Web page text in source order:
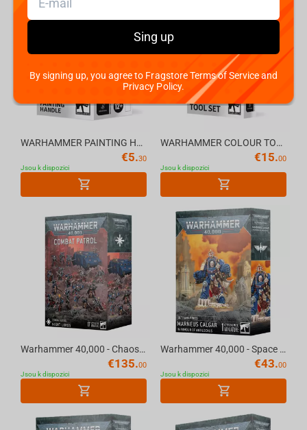
WARHAMMER PAINTING HANDLE (MK3) 1unit
€5.30
Jsou k dispozici
WARHAMMER COLOUR TOOL SET
€15.00
Jsou k dispozici
Warhammer 40,000 - Chaos Space Marines Combat Patrol: Night Lords
€135.00
Jsou k dispozici
Warhammer 40,000 - Space Marines - Ultramarines CALGAR IN ARMOUR OF ANTILOCHUS
€43.00
Jsou k dispozici
Sing up
By signing up, you agree to Fragstore Terms of Service and
Privacy Policy.